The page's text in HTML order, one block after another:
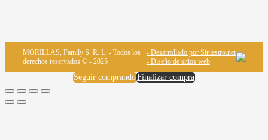
MORILLAS, Family S. R. L. - Todos los
derechos reservados © - 2025
- Desarrollado por Siniestro.net
- Diseño de sitios web
Finalizar compra
Seguir comprando